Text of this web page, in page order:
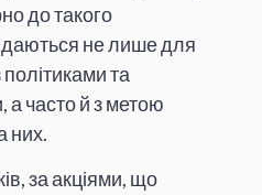
до такого
не лише для
та
часто й з метою
них.
за акціями, що